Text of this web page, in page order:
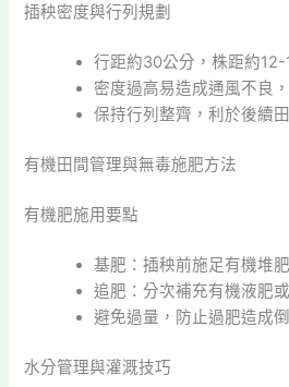
插秧密度與行列規劃
行距約30公分，株距約12-
密度過高易造成通風不良
保持行列整齊，利於後續
有機田間管理與無毒施肥方法
有機肥施用要點
基肥：插秧前施足有機堆
追肥：分次補充有機液肥
避免過量，防止過肥造成
水分管理與灌溉技巧